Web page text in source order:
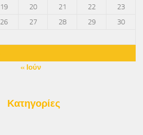
19 20 21 22
23
26 27 28 29
30
« Ιούν
Κατηγορίες